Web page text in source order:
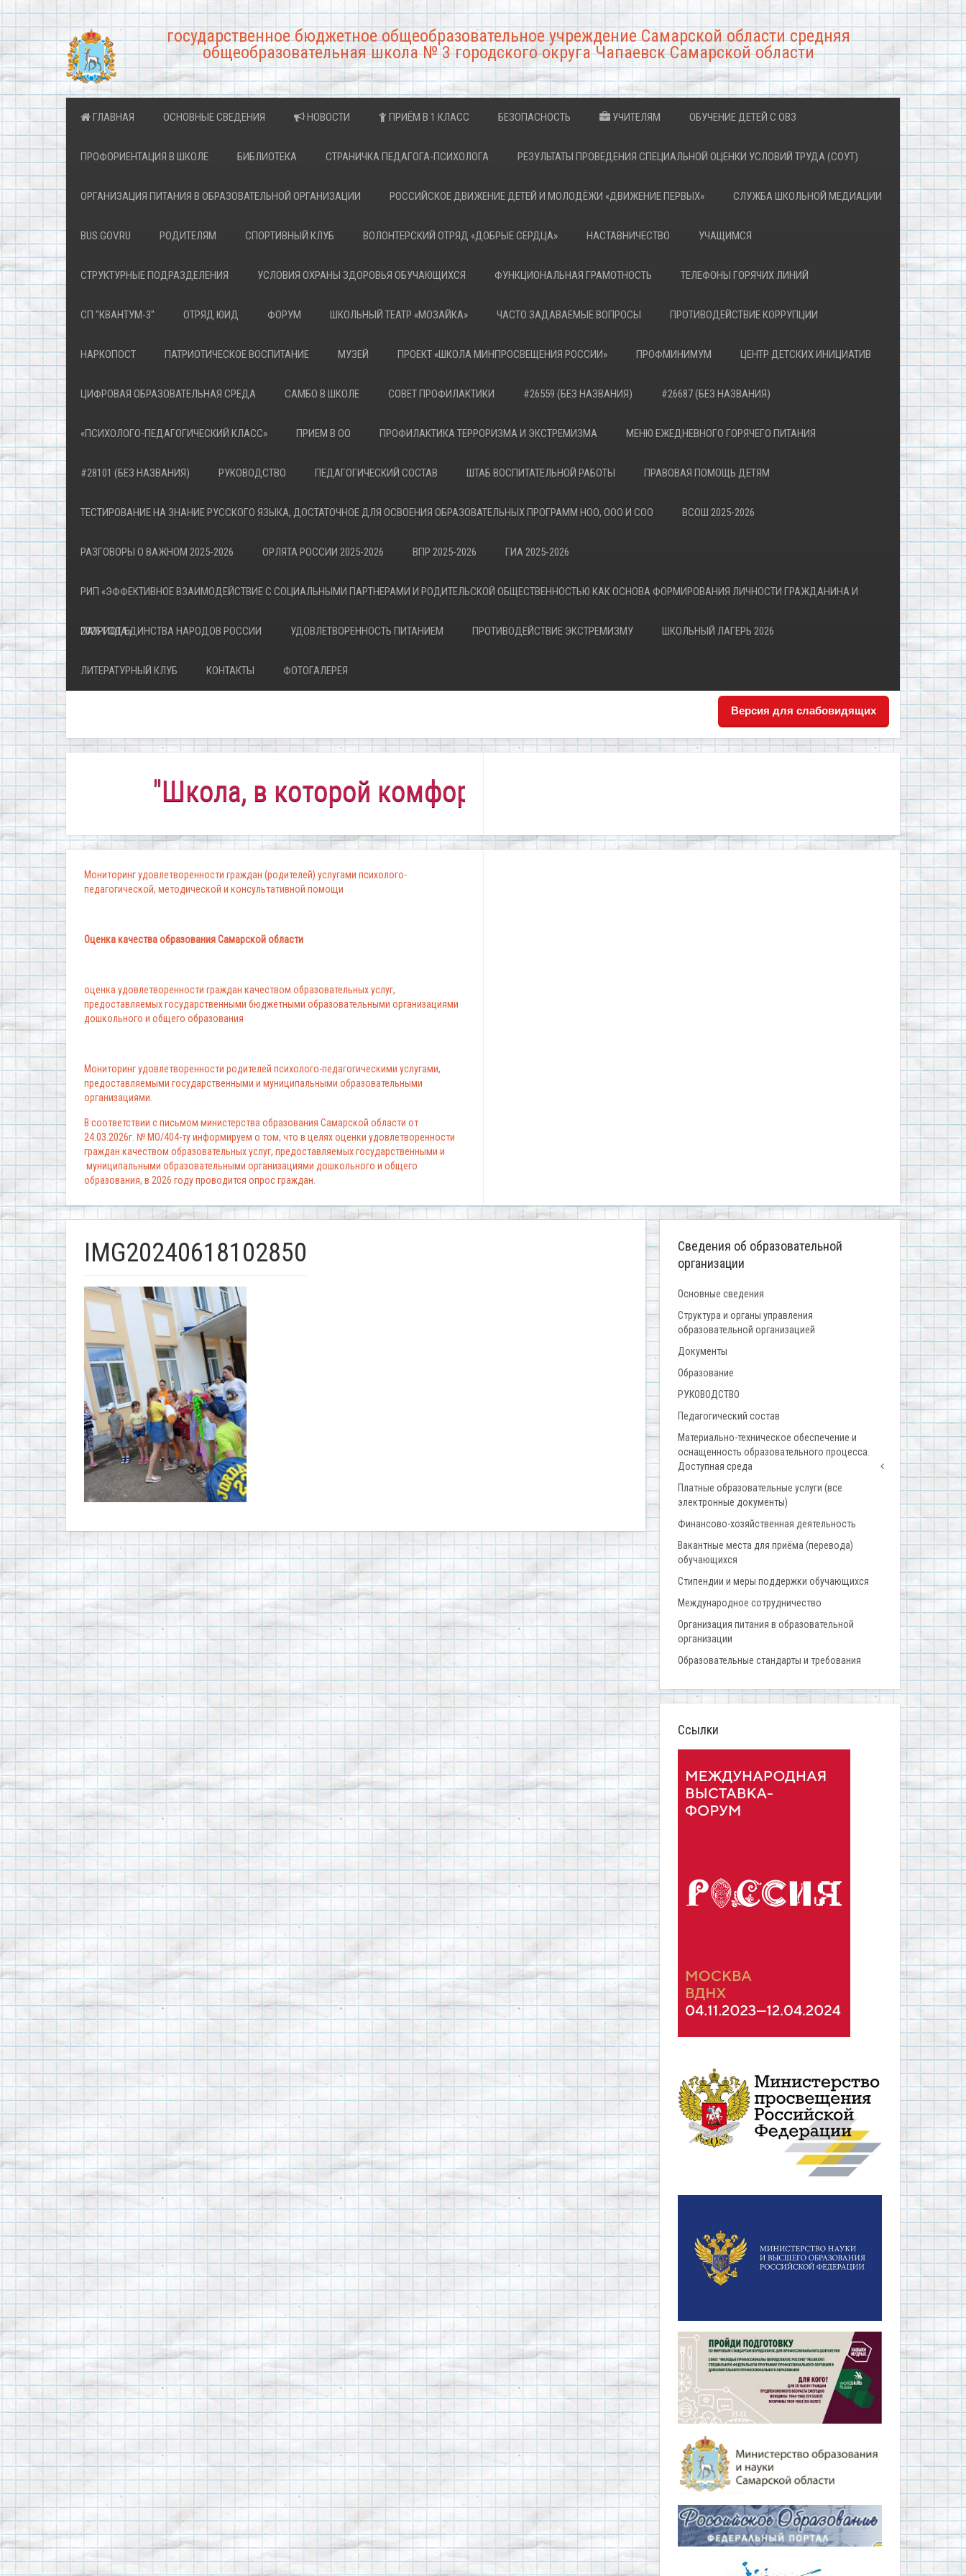
государственное бюджетное общеобразовательное учреждение Самарской области средняя
общеобразовательная школа № 3 городского округа Чапаевск Самарской области
ГЛАВНАЯ ОСНОВНЫЕ СВЕДЕНИЯ НОВОСТИ ПРИЁМ В 1 КЛАСС БЕЗОПАСНОСТЬ УЧИТЕЛЯМ ОБУЧЕНИЕ ДЕТЕЙ С ОВЗ
ПРОФОРИЕНТАЦИЯ В ШКОЛЕ БИБЛИОТЕКА СТРАНИЧКА ПЕДАГОГА-ПСИХОЛОГА РЕЗУЛЬТАТЫ ПРОВЕДЕНИЯ СПЕЦИАЛЬНОЙ ОЦЕНКИ УСЛОВИЙ ТРУДА (СОУТ)
ОРГАНИЗАЦИЯ ПИТАНИЯ В ОБРАЗОВАТЕЛЬНОЙ ОРГАНИЗАЦИИ РОССИЙСКОЕ ДВИЖЕНИЕ ДЕТЕЙ И МОЛОДЁЖИ «ДВИЖЕНИЕ ПЕРВЫХ» СЛУЖБА ШКОЛЬНОЙ МЕДИАЦИИ
BUS.GOV.RU РОДИТЕЛЯМ СПОРТИВНЫЙ КЛУБ ВОЛОНТЕРСКИЙ ОТРЯД «ДОБРЫЕ СЕРДЦА» НАСТАВНИЧЕСТВО УЧАЩИМСЯ
СТРУКТУРНЫЕ ПОДРАЗДЕЛЕНИЯ УСЛОВИЯ ОХРАНЫ ЗДОРОВЬЯ ОБУЧАЮЩИХСЯ ФУНКЦИОНАЛЬНАЯ ГРАМОТНОСТЬ ТЕЛЕФОНЫ ГОРЯЧИХ ЛИНИЙ
СП "КВАНТУМ-3" ОТРЯД ЮИД ФОРУМ ШКОЛЬНЫЙ ТЕАТР «МОЗАЙКА» ЧАСТО ЗАДАВАЕМЫЕ ВОПРОСЫ ПРОТИВОДЕЙСТВИЕ КОРРУПЦИИ
НАРКОПОСТ ПАТРИОТИЧЕСКОЕ ВОСПИТАНИЕ МУЗЕЙ ПРОЕКТ «ШКОЛА МИНПРОСВЕЩЕНИЯ РОССИИ» ПРОФМИНИМУМ ЦЕНТР ДЕТСКИХ ИНИЦИАТИВ
ЦИФРОВАЯ ОБРАЗОВАТЕЛЬНАЯ СРЕДА САМБО В ШКОЛЕ СОВЕТ ПРОФИЛАКТИКИ #26559 (БЕЗ НАЗВАНИЯ) #26687 (БЕЗ НАЗВАНИЯ)
«ПСИХОЛОГО-ПЕДАГОГИЧЕСКИЙ КЛАСС» ПРИЕМ В ОО ПРОФИЛАКТИКА ТЕРРОРИЗМА И ЭКСТРЕМИЗМА МЕНЮ ЕЖЕДНЕВНОГО ГОРЯЧЕГО ПИТАНИЯ
#28101 (БЕЗ НАЗВАНИЯ) РУКОВОДСТВО ПЕДАГОГИЧЕСКИЙ СОСТАВ ШТАБ ВОСПИТАТЕЛЬНОЙ РАБОТЫ ПРАВОВАЯ ПОМОЩЬ ДЕТЯМ
ТЕСТИРОВАНИЕ НА ЗНАНИЕ РУССКОГО ЯЗЫКА, ДОСТАТОЧНОЕ ДЛЯ ОСВОЕНИЯ ОБРАЗОВАТЕЛЬНЫХ ПРОГРАММ НОО, ООО И СОО ВСОШ 2025-2026
РАЗГОВОРЫ О ВАЖНОМ 2025-2026 ОРЛЯТА РОССИИ 2025-2026 ВПР 2025-2026 ГИА 2025-2026
РИП «ЭФФЕКТИВНОЕ ВЗАИМОДЕЙСТВИЕ С СОЦИАЛЬНЫМИ ПАРТНЕРАМИ И РОДИТЕЛЬСКОЙ ОБЩЕСТВЕННОСТЬЮ КАК ОСНОВА ФОРМИРОВАНИЯ ЛИЧНОСТИ ГРАЖДАНИНА И
ПАТРИОТА»
2026 ГОД ЕДИНСТВА НАРОДОВ РОССИИ УДОВЛЕТВОРЕННОСТЬ ПИТАНИЕМ ПРОТИВОДЕЙСТВИЕ ЭКСТРЕМИЗМУ ШКОЛЬНЫЙ ЛАГЕРЬ 2026
ЛИТЕРАТУРНЫЙ КЛУБ КОНТАКТЫ ФОТОГАЛЕРЕЯ
Версия для слабовидящих
"Школа, в которой комфортно всем!"
Мониторинг удовлетворенности граждан (родителей) услугами психолого-
педагогической, методической и консультативной помощи
Оценка качества образования Самарской области
оценка удовлетворенности граждан качеством образовательных услуг,
предоставляемых государственными бюджетными образовательными организациями
дошкольного и общего образования
Мониторинг удовлетворенности родителей психолого-педагогическими услугами,
предоставляемыми государственными и муниципальными образовательными
организациями.
В соответствии с письмом министерства образования Самарской области от
24.03.2026г. № МО/404-ту информируем о том, что в целях оценки удовлетворенности
граждан качеством образовательных услуг, предоставляемых государственными и
муниципальными образовательными организациями дошкольного и общего
образования, в 2026 году проводится опрос граждан.
IMG20240618102850
Сведения об образовательной
организации
Основные сведения
Структура и органы управления
образовательной организацией
Документы
Образование
РУКОВОДСТВО
Педагогический состав
Материально-техническое обеспечение и
оснащенность образовательного процесса.
Доступная среда
Платные образовательные услуги (все
электронные документы)
Финансово-хозяйственная деятельность
Вакантные места для приёма (перевода)
обучающихся
Стипендии и меры поддержки обучающихся
Международное сотрудничество
Организация питания в образовательной
организации
Образовательные стандарты и требования
Ссылки